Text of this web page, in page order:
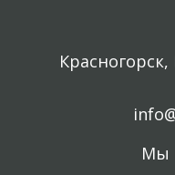
Мы